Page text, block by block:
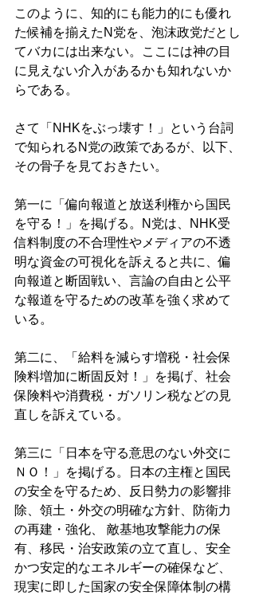
このように、知的にも能力的にも優れ
た候補を揃えたN党を、泡沫政党だとし
てバカには出来ない。ここには神の目
に見えない介入があるかも知れないか
らである。
さて「NHKをぶっ壊す！」という台詞
で知られるN党の政策であるが、以下、
その骨子を見ておきたい。
第一に「偏向報道と放送利権から国民
を守る！」を掲げる。N党は、NHK受
信料制度の不合理性やメディアの不透
明な資金の可視化を訴えると共に、偏
向報道と断固戦い、言論の自由と公平
な報道を守るための改革を強く求めて
いる。
第二に、「給料を減らす増税・社会保
険料増加に断固反対！」を掲げ、社会
保険料や消費税・ガソリン税などの見
直しを訴えている。
第三に「日本を守る意思のない外交に
ＮＯ！」を掲げる。日本の主権と国民
の安全を守るため、反日勢力の影響排
除、領土・外交の明確な方針、防衛力
の再建・強化、 敵基地攻撃能力の保
有、移民・治安政策の立て直し、安全
かつ安定的なエネルギーの確保など、
現実に即した国家の安全保障体制の構